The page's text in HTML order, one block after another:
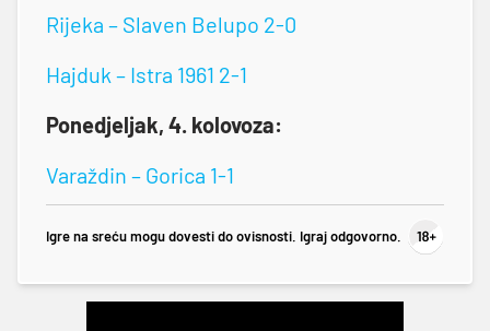
Rijeka – Slaven Belupo 2-0
Hajduk – Istra 1961 2-1
Ponedjeljak, 4. kolovoza:
Varaždin – Gorica 1-1
Igre na sreću mogu dovesti do ovisnosti. Igraj odgovorno.